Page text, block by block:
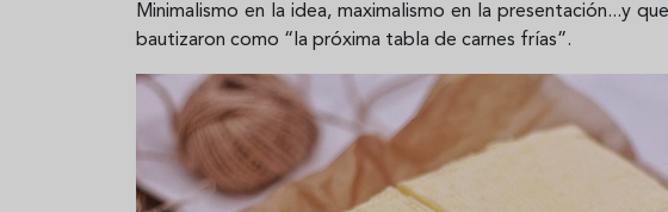
Minimalismo en la idea, maximalismo en la presentación...y
bautizaron como “la próxima tabla de carnes frías”.